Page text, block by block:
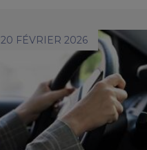
20 FÉVRIER 2026